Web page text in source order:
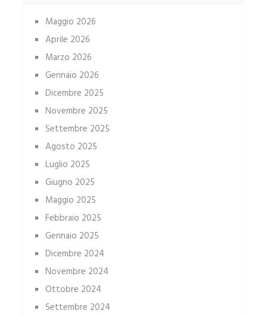
Maggio 2026
Aprile 2026
Marzo 2026
Gennaio 2026
Dicembre 2025
Novembre 2025
Settembre 2025
Agosto 2025
Luglio 2025
Giugno 2025
Maggio 2025
Febbraio 2025
Gennaio 2025
Dicembre 2024
Novembre 2024
Ottobre 2024
Settembre 2024